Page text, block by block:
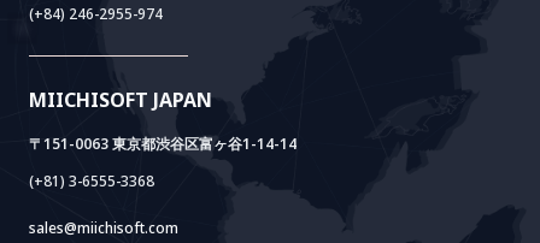
(+84) 246-2955-974
MIICHISOFT JAPAN
〒151-0063 東京都渋谷区富ヶ谷1-14-14
(+81) 3-6555-3368
sales@miichisoft.com
Cloud Lab
RAG Package
法人設立支援